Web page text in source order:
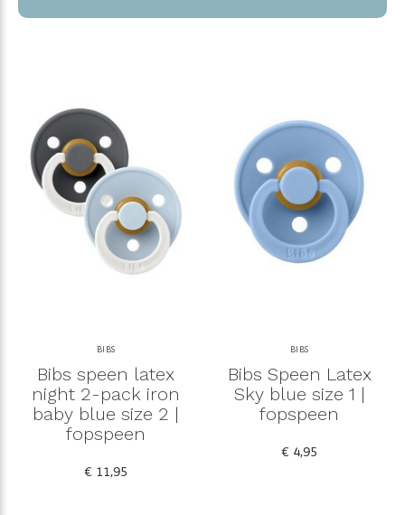
BIBS
Bibs speen latex
night 2-pack iron
baby blue size 2 |
fopspeen
€ 11,95
BIBS
Bibs Speen Latex
Sky blue size 1 |
fopspeen
€ 4,95